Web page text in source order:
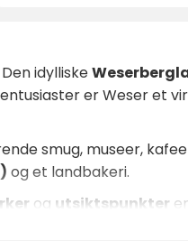
Den idylliske
er Weser et
smug, museer,
og et landbakeri.
og utsiktspunkter